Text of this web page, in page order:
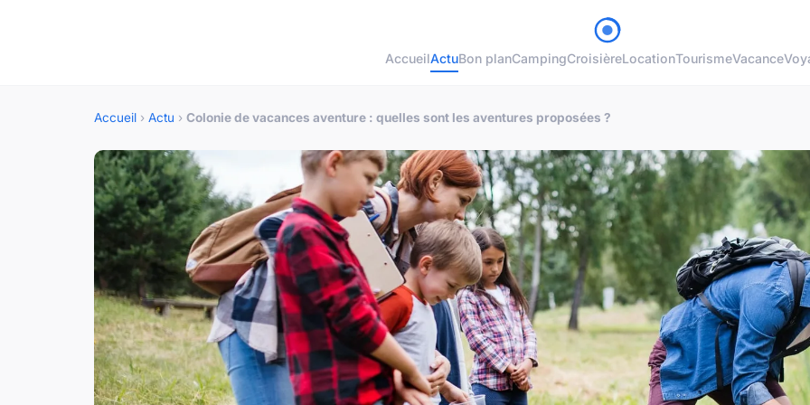
AccueilActuBon planCampingCroisièreLocationTourismeVacance
Accueil › Actu › Colonie de vacances aventure : quelles sont les aventures proposées ?